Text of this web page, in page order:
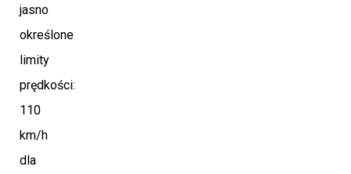
jasno
określone
limity
prędkości:
110
km/h
dla